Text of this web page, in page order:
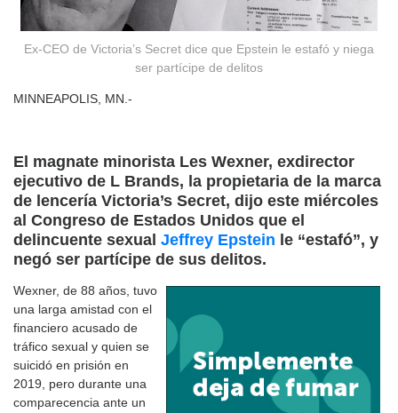
Ex-CEO de Victoria’s Secret dice que Epstein le estafó y niega
ser partícipe de delitos
MINNEAPOLIS, MN.-
El magnate minorista Les Wexner, exdirector
ejecutivo de L Brands, la propietaria de la marca
de lencería Victoria’s Secret, dijo este miércoles
al Congreso de Estados Unidos que el
delincuente sexual Jeffrey Epstein le “estafó”, y
negó ser partícipe de sus delitos.
Wexner, de 88 años, tuvo
una larga amistad con el
financiero acusado de
tráfico sexual y quien se
suicidó en prisión en
2019, pero durante una
comparecencia ante un